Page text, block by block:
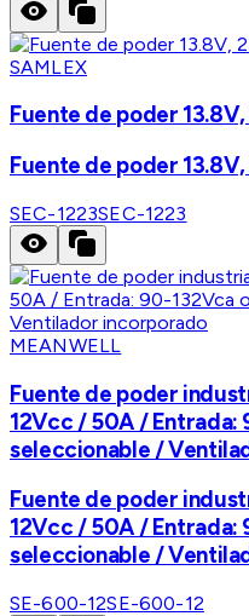
SAMLEX
Fuente de poder
Fuente de poder
SEC-1223SEC-1223
MEANWELL
Fuente de poder
12Vcc / 50A /
seleccionable /
Fuente de poder
12Vcc / 50A /
seleccionable /
SE-600-12SE-600-12